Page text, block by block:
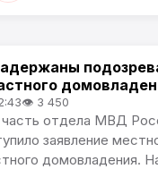
👁 3 450
отдела МВД
заявление
домовладения.